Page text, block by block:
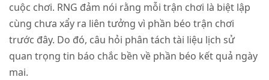
cuộc chơi. RNG đảm nói rằng mỗi trận chơi là biệt lập
cùng chưa xẩy ra liên tưởng vì phần béo trận chơi
trước đây. Do đó, câu hỏi phân tách tài liệu lịch sử
quan trọng tin báo chắc bền về phần béo kết quả ngày
mai.